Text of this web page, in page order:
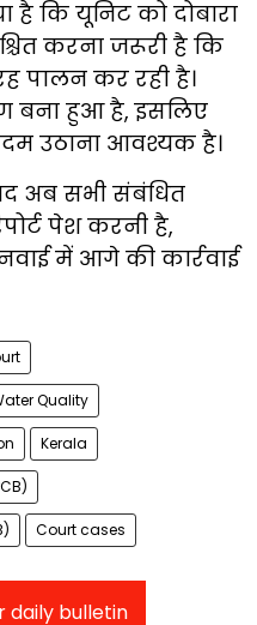
कि यूनिट को दोबारा
करना जरूरी है कि
पालन कर रही है।
बना हुआ है, इसलिए
उठाना आवश्यक है।
अब सभी संबंधित
पेश करनी है,
में आगे की कार्रवाई
Quality
Kerala
Court cases
daily bulletin